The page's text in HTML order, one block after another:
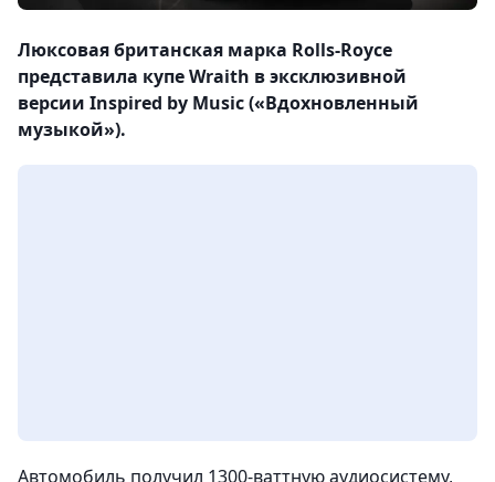
Люксовая британская марка Rolls-Royce
представила купе Wraith в эксклюзивной
версии Inspired by Music («Вдохновленный
музыкой»).
Автомобиль получил 1300-ваттную аудиосистему,